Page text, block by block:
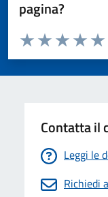
pagina?
Valuta da 1 a 5 stelle la
Valuta
Valuta 3
Valuta 2 stelle
Valuta 1 stelle su 5
Contatta il
Leggi le
Richiedi